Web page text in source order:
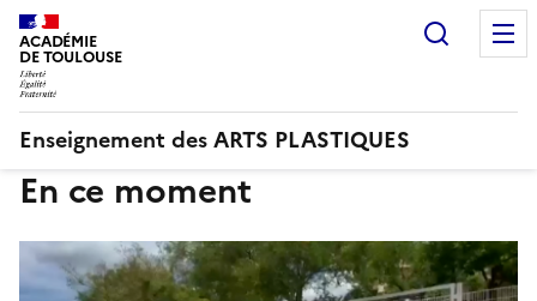
ACADÉMIE
DE TOULOUSE
Enseignement des ARTS PLASTIQUES
En ce moment